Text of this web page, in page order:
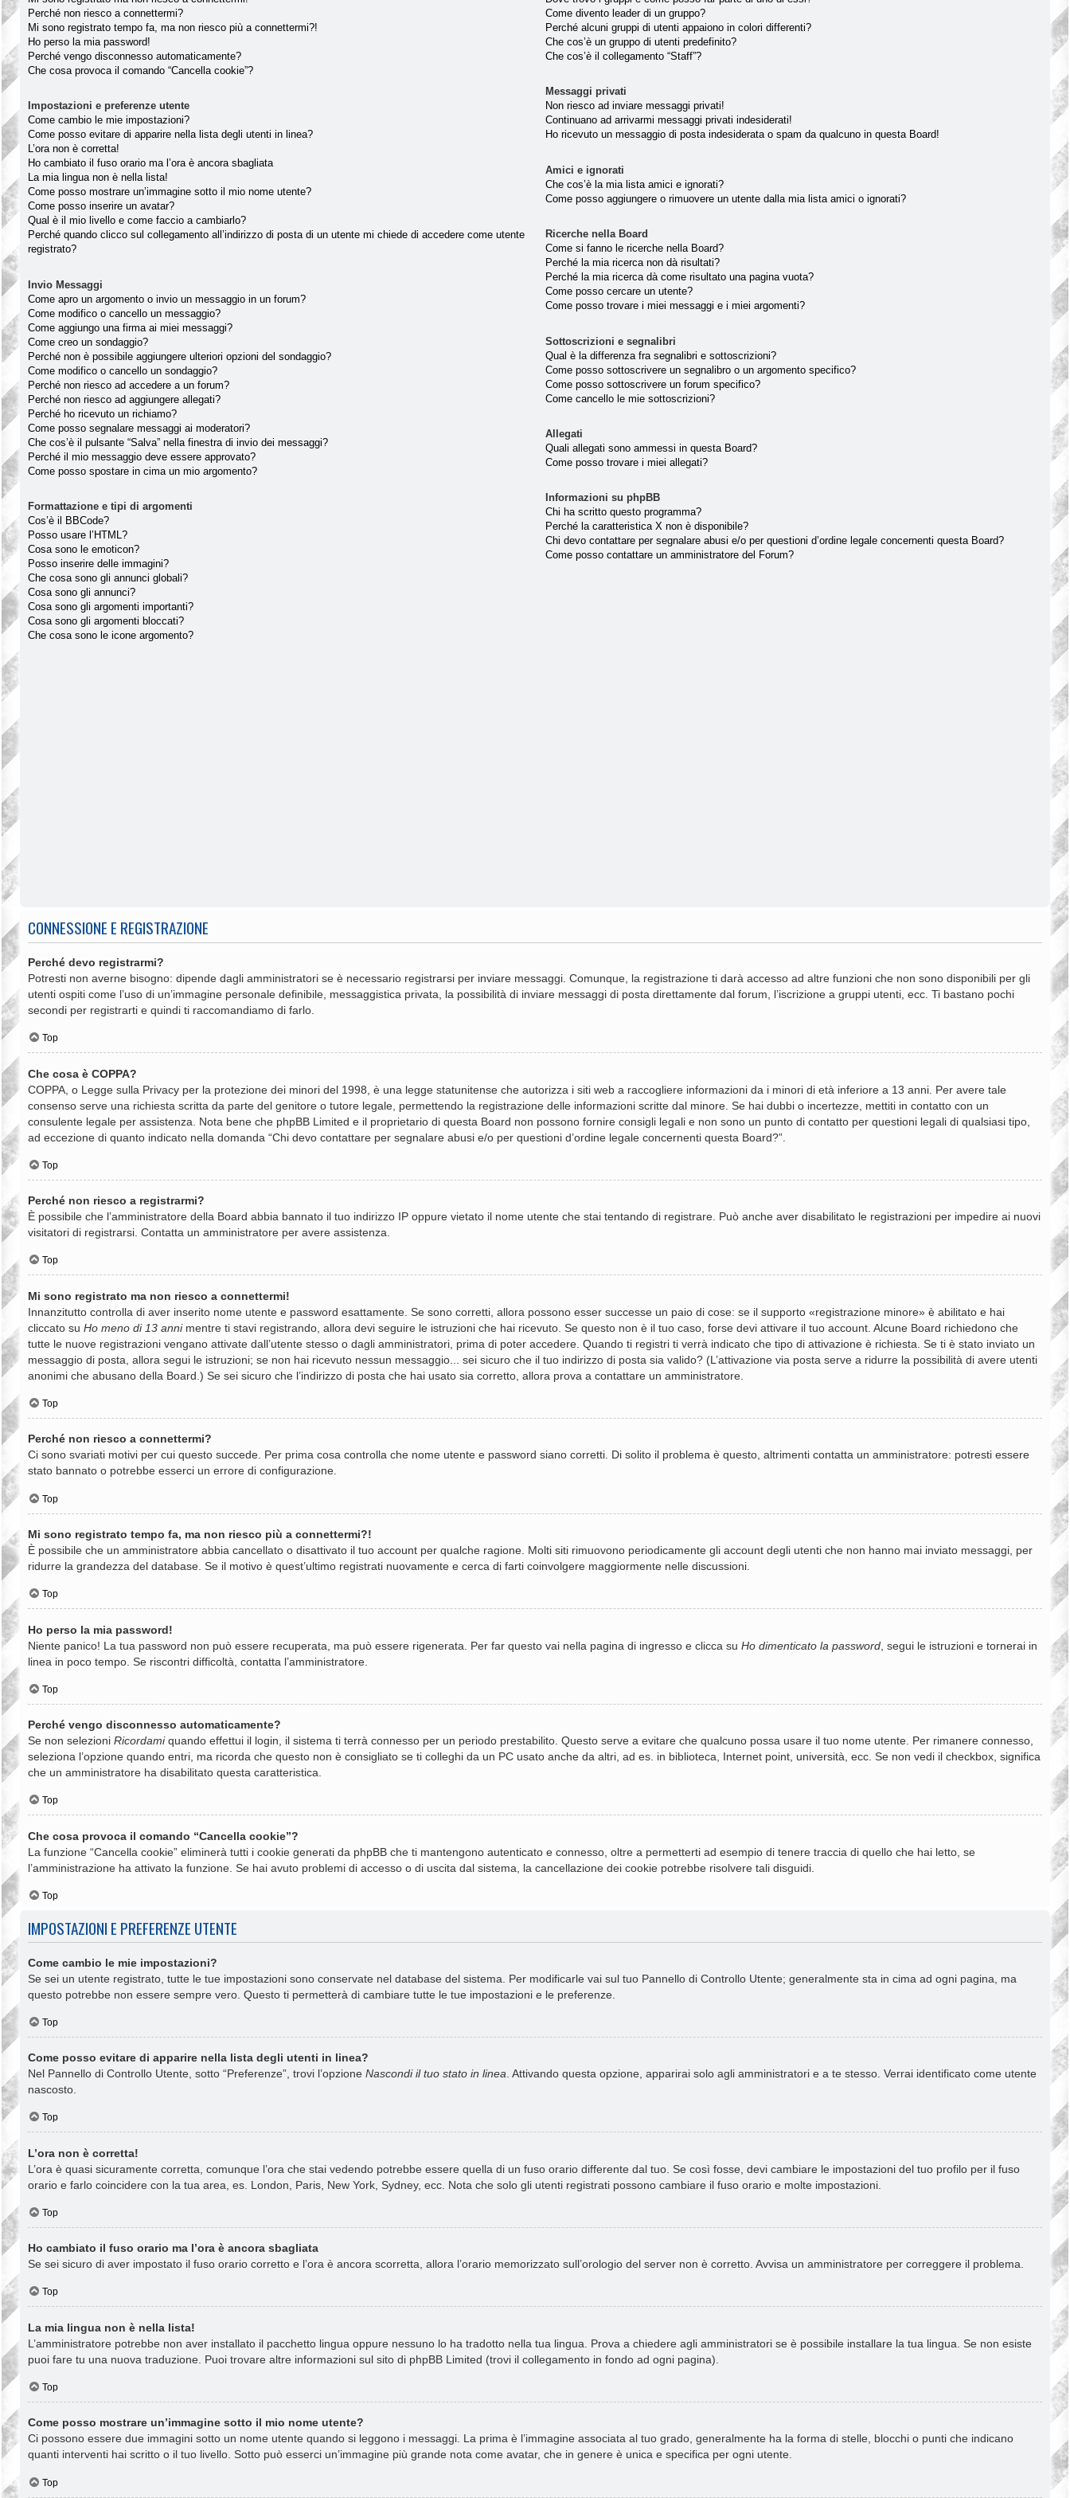
Perché non riesco a connettermi?
Mi sono registrato tempo fa, ma non riesco più a connettermi?!
Ho perso la mia password!
Perché vengo disconnesso automaticamente?
Che cosa provoca il comando “Cancella cookie”?
Impostazioni e preferenze utente
Come cambio le mie impostazioni?
Come posso evitare di apparire nella lista degli utenti in linea?
L’ora non è corretta!
Ho cambiato il fuso orario ma l’ora è ancora sbagliata
La mia lingua non è nella lista!
Come posso mostrare un’immagine sotto il mio nome utente?
Come posso inserire un avatar?
Qual è il mio livello e come faccio a cambiarlo?
Perché quando clicco sul collegamento all’indirizzo di posta di un utente mi chiede di accedere come utente
registrato?
Invio Messaggi
Come apro un argomento o invio un messaggio in un forum?
Come modifico o cancello un messaggio?
Come aggiungo una firma ai miei messaggi?
Come creo un sondaggio?
Perché non è possibile aggiungere ulteriori opzioni del sondaggio?
Come modifico o cancello un sondaggio?
Perché non riesco ad accedere a un forum?
Perché non riesco ad aggiungere allegati?
Perché ho ricevuto un richiamo?
Come posso segnalare messaggi ai moderatori?
Che cos’è il pulsante “Salva” nella finestra di invio dei messaggi?
Perché il mio messaggio deve essere approvato?
Come posso spostare in cima un mio argomento?
Formattazione e tipi di argomenti
Cos’è il BBCode?
Posso usare l’HTML?
Cosa sono le emoticon?
Posso inserire delle immagini?
Che cosa sono gli annunci globali?
Cosa sono gli annunci?
Cosa sono gli argomenti importanti?
Cosa sono gli argomenti bloccati?
Che cosa sono le icone argomento?
Come divento leader di un gruppo?
Perché alcuni gruppi di utenti appaiono in colori differenti?
Che cos’è un gruppo di utenti predefinito?
Che cos’è il collegamento “Staff”?
Messaggi privati
Non riesco ad inviare messaggi privati!
Continuano ad arrivarmi messaggi privati indesiderati!
Ho ricevuto un messaggio di posta indesiderata o spam da qualcuno in questa Board!
Amici e ignorati
Che cos’è la mia lista amici e ignorati?
Come posso aggiungere o rimuovere un utente dalla mia lista amici o ignorati?
Ricerche nella Board
Come si fanno le ricerche nella Board?
Perché la mia ricerca non dà risultati?
Perché la mia ricerca dà come risultato una pagina vuota?
Come posso cercare un utente?
Come posso trovare i miei messaggi e i miei argomenti?
Sottoscrizioni e segnalibri
Qual è la differenza fra segnalibri e sottoscrizioni?
Come posso sottoscrivere un segnalibro o un argomento specifico?
Come posso sottoscrivere un forum specifico?
Come cancello le mie sottoscrizioni?
Allegati
Quali allegati sono ammessi in questa Board?
Come posso trovare i miei allegati?
Informazioni su phpBB
Chi ha scritto questo programma?
Perché la caratteristica X non è disponibile?
Chi devo contattare per segnalare abusi e/o per questioni d’ordine legale concernenti questa Board?
Come posso contattare un amministratore del Forum?
CONNESSIONE E REGISTRAZIONE
Perché devo registrarmi?
Potresti non averne bisogno: dipende dagli amministratori se è necessario registrarsi per inviare messaggi. Comunque, la registrazione ti darà accesso ad altre funzioni che non sono disponibili per gli
utenti ospiti come l’uso di un’immagine personale definibile, messaggistica privata, la possibilità di inviare messaggi di posta direttamente dal forum, l’iscrizione a gruppi utenti, ecc. Ti bastano pochi
secondi per registrarti e quindi ti raccomandiamo di farlo.
Top
Che cosa è COPPA?
COPPA, o Legge sulla Privacy per la protezione dei minori del 1998, è una legge statunitense che autorizza i siti web a raccogliere informazioni da i minori di età inferiore a 13 anni. Per avere tale
consenso serve una richiesta scritta da parte del genitore o tutore legale, permettendo la registrazione delle informazioni scritte dal minore. Se hai dubbi o incertezze, mettiti in contatto con un
consulente legale per assistenza. Nota bene che phpBB Limited e il proprietario di questa Board non possono fornire consigli legali e non sono un punto di contatto per questioni legali di qualsiasi tipo,
ad eccezione di quanto indicato nella domanda “Chi devo contattare per segnalare abusi e/o per questioni d’ordine legale concernenti questa Board?”.
Top
Perché non riesco a registrarmi?
È possibile che l’amministratore della Board abbia bannato il tuo indirizzo IP oppure vietato il nome utente che stai tentando di registrare. Può anche aver disabilitato le registrazioni per impedire ai nuovi
visitatori di registrarsi. Contatta un amministratore per avere assistenza.
Top
Mi sono registrato ma non riesco a connettermi!
Innanzitutto controlla di aver inserito nome utente e password esattamente. Se sono corretti, allora possono esser successe un paio di cose: se il supporto «registrazione minore» è abilitato e hai
cliccato su Ho meno di 13 annimentre ti stavi registrando, allora devi seguire le istruzioni che hai ricevuto. Se questo non è il tuo caso, forse devi attivare il tuo account. Alcune Board richiedono che
tutte le nuove registrazioni vengano attivate dall’utente stesso o dagli amministratori, prima di poter accedere. Quando ti registri ti verrà indicato che tipo di attivazione è richiesta. Se ti è stato inviato un
messaggio di posta, allora segui le istruzioni; se non hai ricevuto nessun messaggio... sei sicuro che il tuo indirizzo di posta sia valido? (L’attivazione via posta serve a ridurre la possibilità di avere utenti
anonimi che abusano della Board.) Se sei sicuro che l’indirizzo di posta che hai usato sia corretto, allora prova a contattare un amministratore.
Top
Perché non riesco a connettermi?
Ci sono svariati motivi per cui questo succede. Per prima cosa controlla che nome utente e password siano corretti. Di solito il problema è questo, altrimenti contatta un amministratore: potresti essere
stato bannato o potrebbe esserci un errore di configurazione.
Top
Mi sono registrato tempo fa, ma non riesco più a connettermi?!
È possibile che un amministratore abbia cancellato o disattivato il tuo account per qualche ragione. Molti siti rimuovono periodicamente gli account degli utenti che non hanno mai inviato messaggi, per
ridurre la grandezza del database. Se il motivo è quest’ultimo registrati nuovamente e cerca di farti coinvolgere maggiormente nelle discussioni.
Top
Ho perso la mia password!
Niente panico! La tua password non può essere recuperata, ma può essere rigenerata. Per far questo vai nella pagina di ingresso e clicca su Ho dimenticato la password , segui le istruzioni e tornerai in
linea in poco tempo. Se riscontri difficoltà, contatta l’amministratore.
Top
Perché vengo disconnesso automaticamente?
Se non selezioni Ricordamiquando effettui il login, il sistema ti terrà connesso per un periodo prestabilito. Questo serve a evitare che qualcuno possa usare il tuo nome utente. Per rimanere connesso,
seleziona l’opzione quando entri, ma ricorda che questo non è consigliato se ti colleghi da un PC usato anche da altri, ad es. in biblioteca, Internet point, università, ecc. Se non vedi il checkbox, significa
che un amministratore ha disabilitato questa caratteristica.
Top
Che cosa provoca il comando “Cancella cookie”?
La funzione “Cancella cookie” eliminerà tutti i cookie generati da phpBB che ti mantengono autenticato e connesso, oltre a permetterti ad esempio di tenere traccia di quello che hai letto, se
l’amministrazione ha attivato la funzione. Se hai avuto problemi di accesso o di uscita dal sistema, la cancellazione dei cookie potrebbe risolvere tali disguidi.
Top
IMPOSTAZIONI E PREFERENZE UTENTE
Come cambio le mie impostazioni?
Se sei un utente registrato, tutte le tue impostazioni sono conservate nel database del sistema. Per modificarle vai sul tuo Pannello di Controllo Utente; generalmente sta in cima ad ogni pagina, ma
questo potrebbe non essere sempre vero. Questo ti permetterà di cambiare tutte le tue impostazioni e le preferenze.
Top
Come posso evitare di apparire nella lista degli utenti in linea?
Nel Pannello di Controllo Utente, sotto “Preferenze”, trovi l’opzione Nascondi il tuo stato in linea . Attivando questa opzione, apparirai solo agli amministratori e a te stesso. Verrai identificato come utente
nascosto.
Top
L’ora non è corretta!
L’ora è quasi sicuramente corretta, comunque l’ora che stai vedendo potrebbe essere quella di un fuso orario differente dal tuo. Se così fosse, devi cambiare le impostazioni del tuo profilo per il fuso
orario e farlo coincidere con la tua area, es. London, Paris, New York, Sydney, ecc. Nota che solo gli utenti registrati possono cambiare il fuso orario e molte impostazioni.
Top
Ho cambiato il fuso orario ma l’ora è ancora sbagliata
Se sei sicuro di aver impostato il fuso orario corretto e l’ora è ancora scorretta, allora l’orario memorizzato sull’orologio del server non è corretto. Avvisa un amministratore per correggere il problema.
Top
La mia lingua non è nella lista!
L’amministratore potrebbe non aver installato il pacchetto lingua oppure nessuno lo ha tradotto nella tua lingua. Prova a chiedere agli amministratori se è possibile installare la tua lingua. Se non esiste
puoi fare tu una nuova traduzione. Puoi trovare altre informazioni sul sito di phpBB Limited (trovi il collegamento in fondo ad ogni pagina).
Top
Come posso mostrare un’immagine sotto il mio nome utente?
Ci possono essere due immagini sotto un nome utente quando si leggono i messaggi. La prima è l’immagine associata al tuo grado, generalmente ha la forma di stelle, blocchi o punti che indicano
quanti interventi hai scritto o il tuo livello. Sotto può esserci un’immagine più grande nota come avatar, che in genere è unica e specifica per ogni utente.
Top